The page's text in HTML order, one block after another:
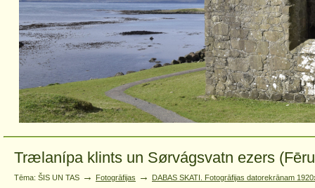
Trælanípa klints un Sørvágsvatn ezers
Tēma: ŠIS UN TAS → Fotogrāfijas → DABAS SKATI. Fotogrāfijas datorekrānam